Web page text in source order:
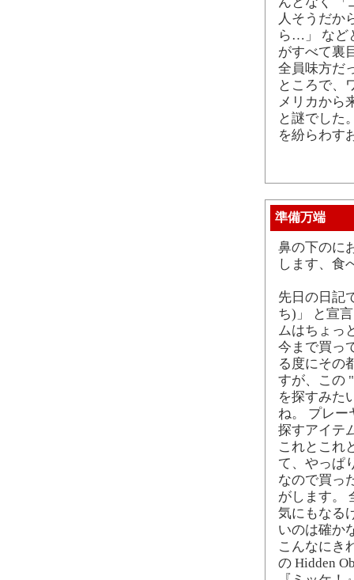
人そうだか
ら…」 など
がすべて裏
全員味方だ
ところで、
メリカから
と謎でした
を紛らわす
準備万端
鼻の下のに
します、食
先日の日記
ち)」 と宣
ムはちょっ
今まで買っ
る度にその
すが、この
を探すみた
ね。 プレー
探すアイテ
これとこれ
て、やっぱ
なので買っ
がします。
気にもなる
いのは確か
こんなにき
の Hidden